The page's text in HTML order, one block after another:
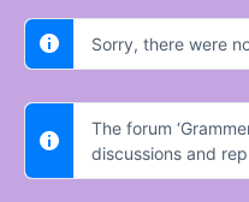
Sorry, there were
The forum
discussions and